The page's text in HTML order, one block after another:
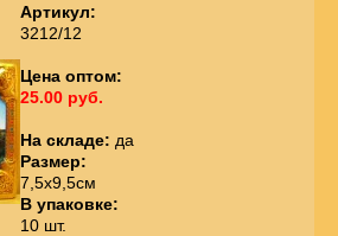
Артикул:
3212/12
Цена оптом:
25.00 руб.
На складе: да
Размер:
7,5х9,5см
В упаковке:
10 шт.